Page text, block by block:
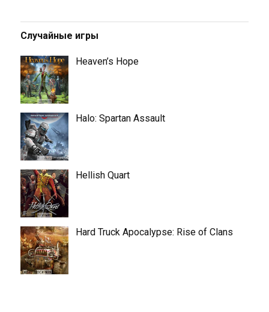
Случайные игры
Heaven’s Hope
Halo: Spartan Assault
Hellish Quart
Hard Truck Apocalypse: Rise of Clans